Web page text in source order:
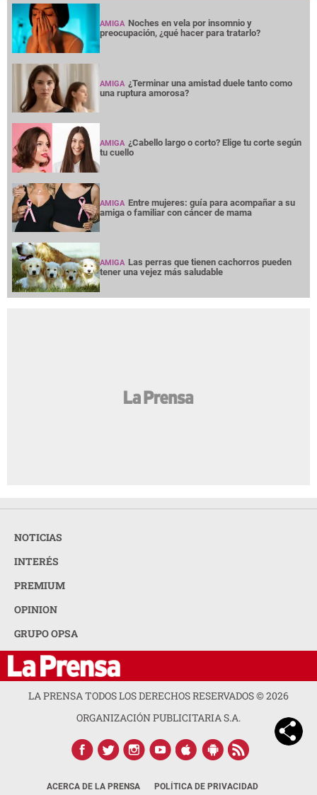
AMIGA Noches en vela por insomnio y
preocupación, ¿qué hacer para tratarlo?
AMIGA ¿Terminar una amistad duele tanto como
una ruptura amorosa?
AMIGA ¿Cabello largo o corto? Elige tu corte según
tu cuello
AMIGA Entre mujeres: guía para acompañar a su
amiga o familiar con cáncer de mama
AMIGA Las perras que tienen cachorros pueden
tener una vejez más saludable
NOTICIAS
INTERÉS
PREMIUM
OPINION
GRUPO OPSA
LA PRENSA TODOS LOS DERECHOS RESERVADOS ©2026
ORGANIZACIÓN PUBLICITARIA S.A.
ACERCA DE LA PRENSA POLÍTICA DE PRIVACIDAD